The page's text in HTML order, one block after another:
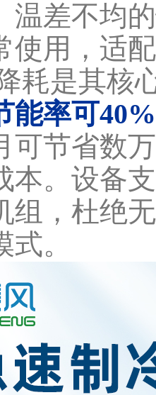
温差不均
使用，适
是其核
能率可
可节省数
本。设备
组，杜绝
。